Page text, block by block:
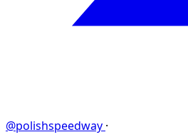
@polishspeedway ·